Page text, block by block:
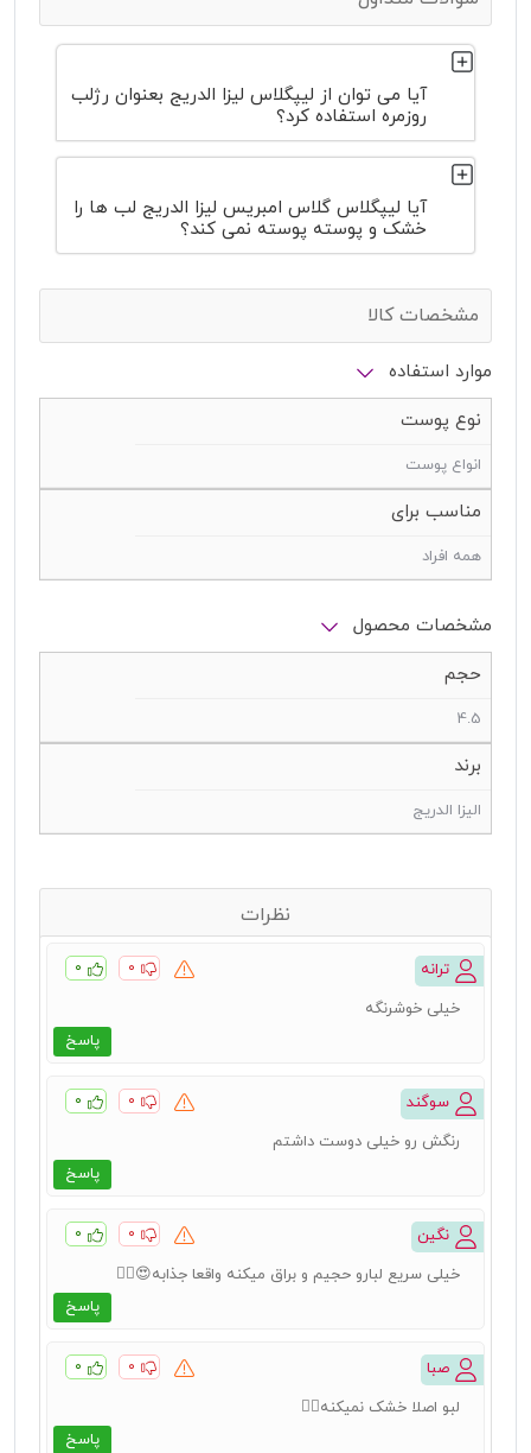
آیا می توان از لیپگلاس لیزا الدریج بعنوان رژلب
روزمره استفاده کرد؟
آیا لیپگلاس گلاس امبریس لیزا الدریج لب ها را
خشک و پوسته پوسته نمی کند؟
مشخصات کالا
موارد استفاده
نوع پوست
انواع پوست
مناسب برای
همه افراد
مشخصات محصول
حجم
4.5
برند
الیزا الدریج
نظرات
ترانه ۰ ۰
پاسخ
خیلی خوشرنگه
سوگند ۰ ۰
پاسخ
رنگش رو خیلی دوست داشتم
نگین ۰ ۰
پاسخ
خیلی سریع لبارو حجیم و براق میکنه واقعا جذابه😍👍🏻
صبا ۰ ۰
پاسخ
لبو اصلا خشک نمیکنه👌🏻